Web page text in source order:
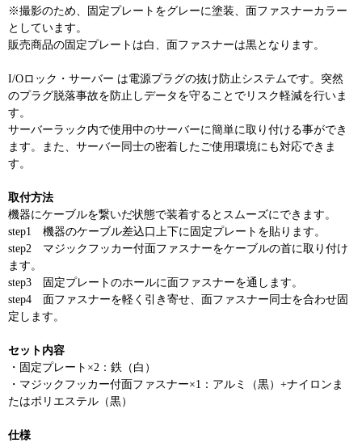
※撮影のため、固定プレートをグレーに塗装、面ファスナーカラー
としています。
販売商品の固定プレートは白、面ファスナーは黒となります。
I/Oロック・サーバー は電源プラグの抜け防止システムです。突然
のプラグ脱落事故を防止しデータを守ることでリスク軽減を行いま
す。
サーバーラック内で使用中のサーバーに簡単に取り付ける事ができ
ます。また、サーバー同士の密着したご使用環境にも対応できま
す。
取付方法
機器にケーブルを繋いだ状態で装着するとスムーズにできます。
step1 機器のケーブル差込口上下に固定プレートを貼ります。
step2 マジックフッカー付面ファスナーをケーブルの首に取り付け
ます。
step3 固定プレートのホールに面ファスナーを通します。
step4 面ファスナーを軽く引き寄せ、面ファスナー同士を合わせ固
定します。
セット内容
・固定プレート×2：鉄（白）
・マジックフッカー付面ファスナー×1：アルミ（黒）+ナイロンま
たはポリエステル（黒）
仕様